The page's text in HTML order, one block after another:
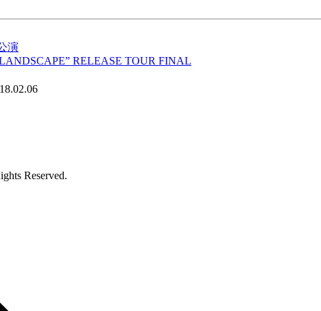
演
RELEASE TOUR FINAL
Reserved.